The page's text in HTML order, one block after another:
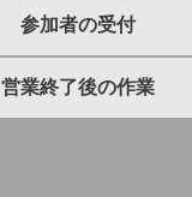
参加者の受付
営業終了後の作業